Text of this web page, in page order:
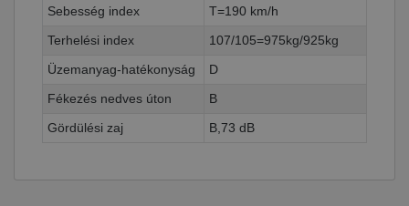
Sebesség index
T=190 km/h
Terhelési index
107/105=975kg/925kg
Üzemanyag-hatékonyság
D
Fékezés nedves úton
B
Gördülési zaj
B,73 dB